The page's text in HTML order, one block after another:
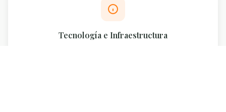
Tecnología e Infraestructura